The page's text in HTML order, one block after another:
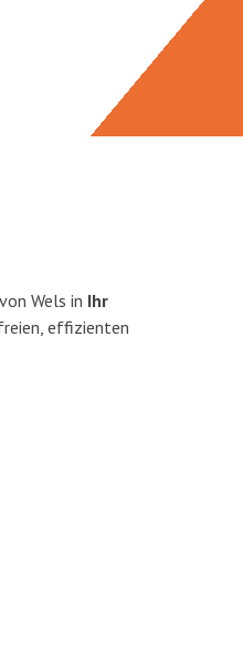
Wels in Ihr
effizienten